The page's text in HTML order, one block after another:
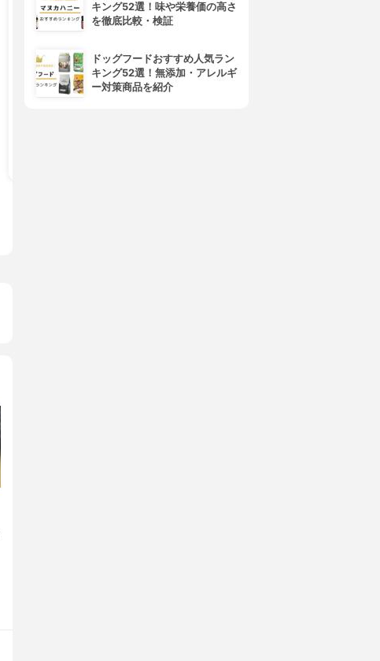
KOJI(コージー)
アイラッシュフィックス スト
Diamond Lash(ダイヤモンド
キング52選！味や栄養価の高さ
を徹底比較・検証
ドッグフードおすすめ人気ラン
キング52選！無添加・アレルギ
ー対策商品を紹介